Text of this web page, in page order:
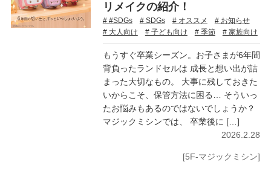
リメイクの紹介！
# #SDGs # SDGs # オススメ
# お知らせ
# 大人向け
# 子ども向け # 季節 # 家族向け
もうすぐ卒業シーズン。お子さまが6年間
背負ったランドセルは 成長と想い出が詰
まった大切なもの。 大事に残しておきた
いからこそ、保管方法に困る… そういっ
たお悩みもあるのではないでしょうか？
マジックミシンでは、 卒業後に […]
2026.2.28
[5F-マジックミシン]